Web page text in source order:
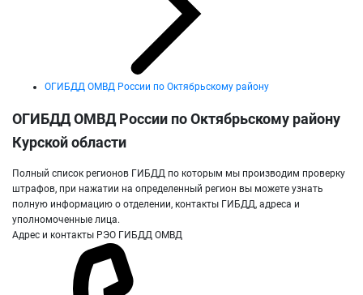
ОГИБДД ОМВД России по Октябрьскому району
ОГИБДД ОМВД России по Октябрьскому району
Курской области
Полный список регионов ГИБДД по которым мы производим проверку
штрафов, при нажатии на определенный регион вы можете узнать
полную информацию о отделении, контакты ГИБДД, адреса и
уполномоченные лица.
Адрес и контакты РЭО ГИБДД ОМВД